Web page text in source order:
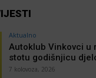
Aktualno
Autoklub Vinkovci u
stotu godišnjicu
7 kolovoza, 2026